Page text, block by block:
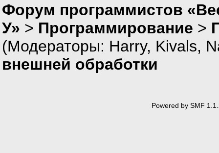
Форум программистов
У» > Программирование >
(Модераторы: Harry, Kivals,
внешней обработки
Powered by SMF